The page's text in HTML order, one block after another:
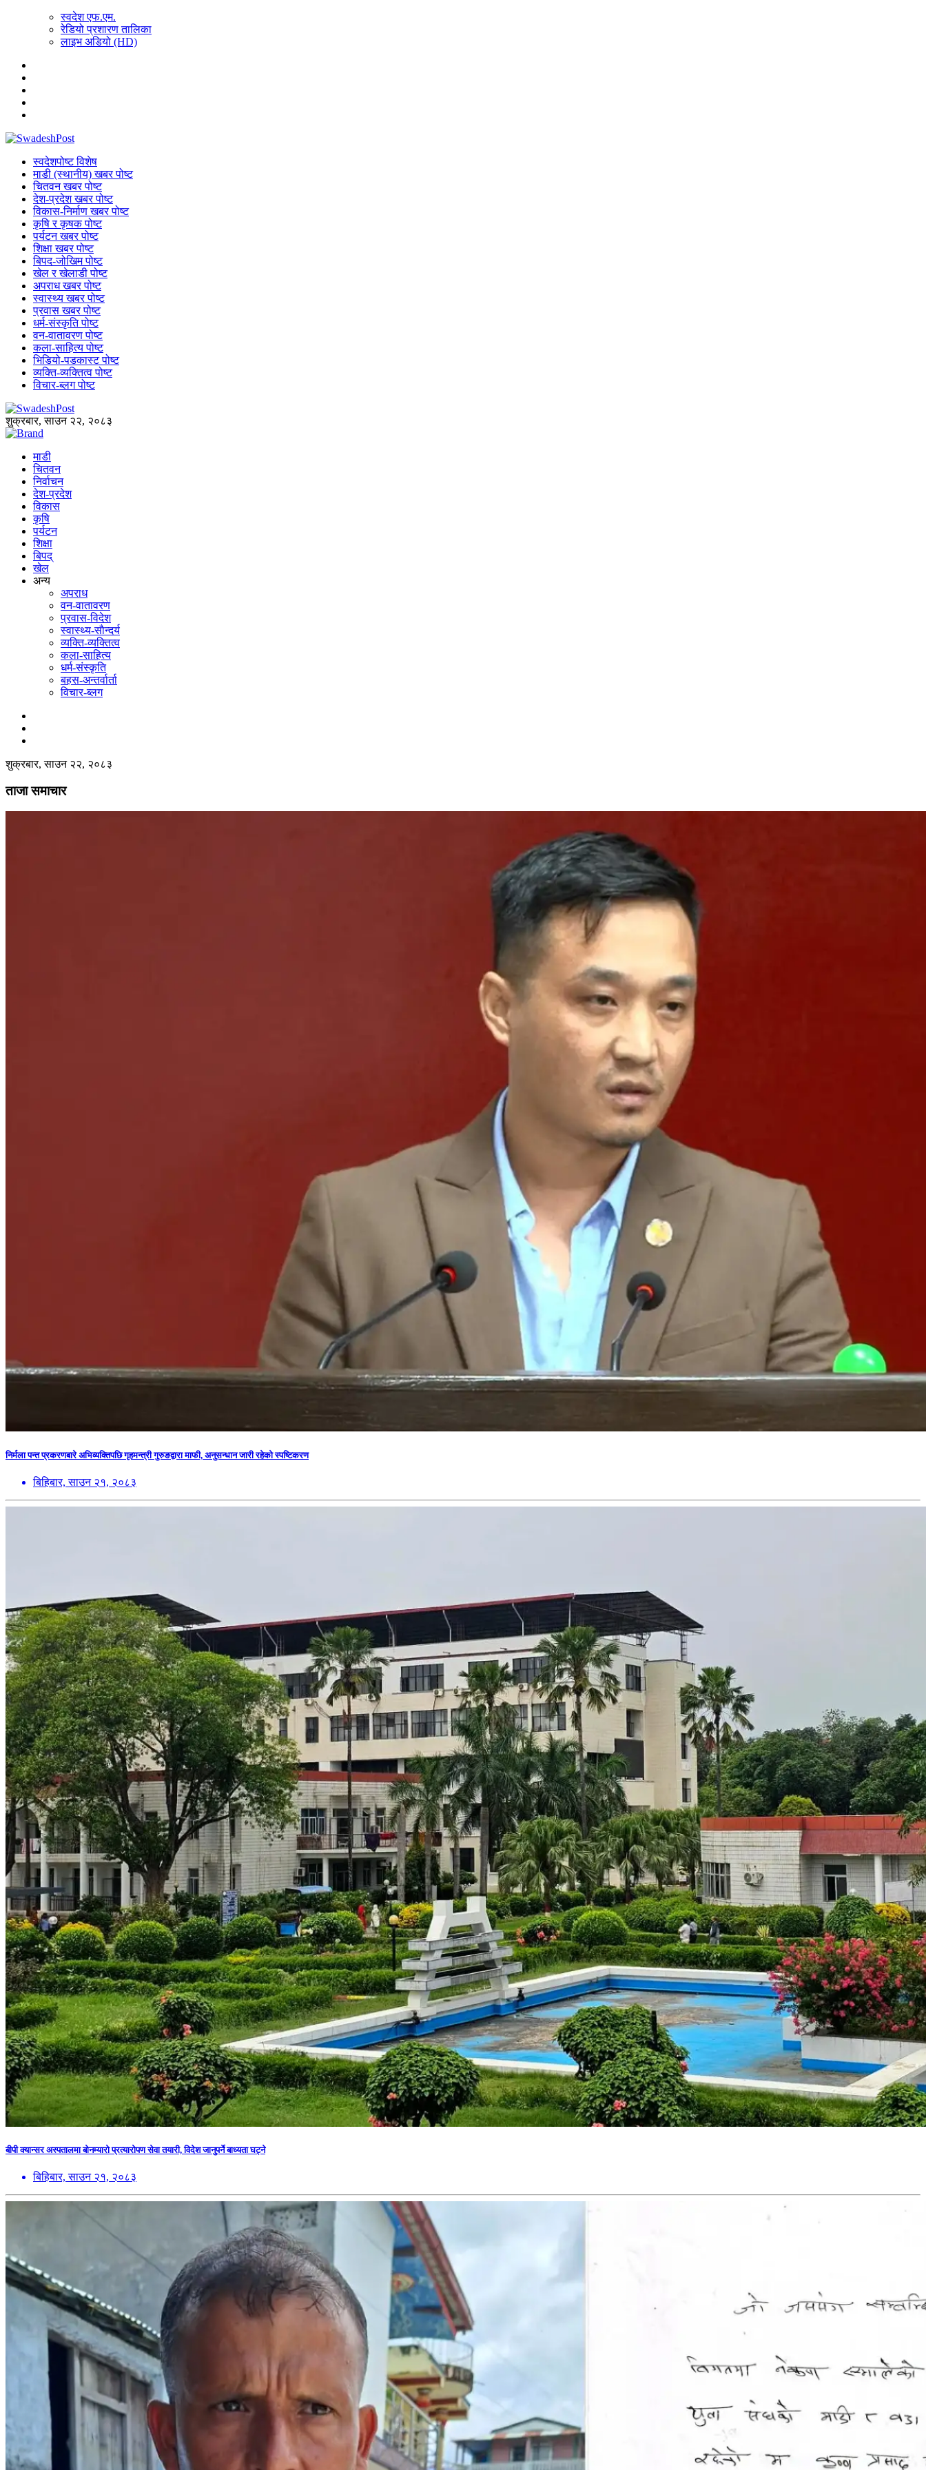
स्वदेश एफ.एम.
रेडियो प्रशारण तालिका
लाइभ अडियो (HD)
स्वदेशपोष्ट विशेष
माडी (स्थानीय) खबर पोष्ट
चितवन खबर पोष्ट
देश-प्रदेश खबर पोष्ट
विकास-निर्माण खबर पोष्ट
कृषि र कृषक पोष्ट
पर्यटन खबर पोष्ट
शिक्षा खबर पोष्ट
बिपद-जोखिम पोष्ट
खेल र खेलाडी पोष्ट
अपराध खबर पोष्ट
स्वास्थ्य खबर पोष्ट
प्रवास खबर पोष्ट
धर्म-संस्कृति पोष्ट
वन-वातावरण पोष्ट
कला-साहित्य पोष्ट
भिडियो-पडकास्ट पोष्ट
व्यक्ति-व्यक्तित्व पोष्ट
विचार-ब्लग पोष्ट
शुक्रबार, साउन २२, २०८३
माडी
चितवन
निर्वाचन
देश-प्रदेश
विकास
कृषि
पर्यटन
शिक्षा
बिपद्
खेल
अन्य
अपराध
वन-वातावरण
प्रवास-विदेश
स्वास्थ्य-साैन्दर्य
व्यक्ति-व्यक्तित्व
कला-साहित्य
धर्म-संस्कृति
बहस-अन्तर्वार्ता
विचार-ब्लग
शुक्रबार, साउन २२, २०८३
ताजा समाचार
निर्मला पन्त प्रकरणबारे अभिव्यक्तिपछि गृहमन्त्री गुरुङद्वारा माफी, अनुसन्धान जारी रहेको स्पष्टिकरण
बिहिबार, साउन २१, २०८३
बीपी क्यान्सर अस्पतालमा बोनम्यारो प्रत्यारोपण सेवा तयारी, विदेश जानुपर्ने बाध्यता घट्ने
बिहिबार, साउन २१, २०८३